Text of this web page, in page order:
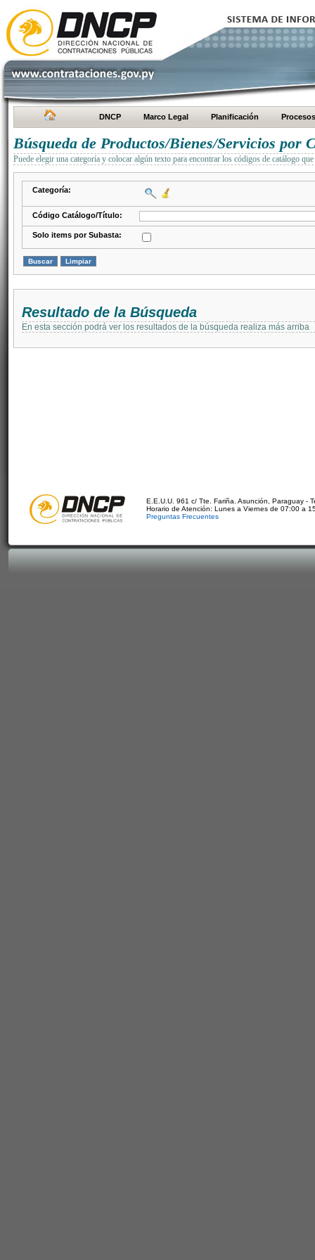
DNCP Marco Legal Planificación Procesos
Búsqueda de Productos/Bienes/Servicios por
Puede elegir una categoría y colocar algún texto para encontrar los códigos de catálogo
Categoría:
Código Catálogo/Título:
Solo items por Subasta:
Resultado de la Búsqueda
En esta sección podrá ver los resultados de la búsqueda realiza más arriba
E.E.U.U. 961 c/ Tte. Fariña. Asunción, Paraguay -
Horario de Atención: Lunes a Viernes de 07:00 a
Preguntas Frecuentes